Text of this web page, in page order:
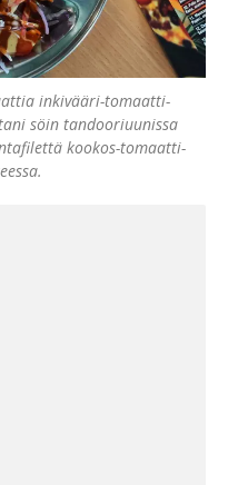
inkivääri-tomaatti-
söin tandooriuunissa
kookos-tomaatti-